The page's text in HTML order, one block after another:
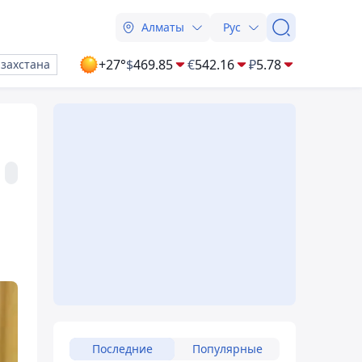
Алматы Рус
+27°$469.85 €542.16 ₽5.78
Последние Популярные